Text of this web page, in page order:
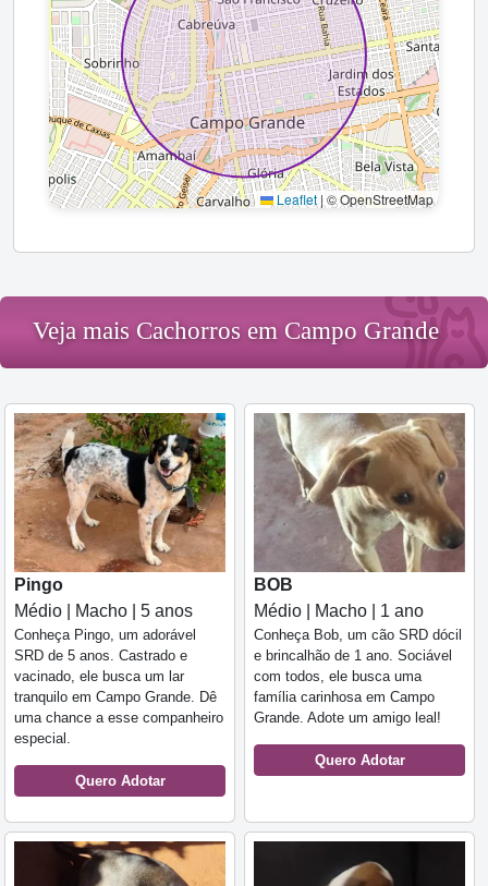
Leaflet | © OpenStreetMap
Veja mais Cachorros em Campo Grande
Pingo
Médio | Macho | 5 anos
Conheça Pingo, um adorável
SRD de 5 anos. Castrado e
vacinado, ele busca um lar
tranquilo em Campo Grande. Dê
uma chance a esse companheiro
especial.
Quero Adotar
BOB
Médio | Macho | 1 ano
Conheça Bob, um cão SRD dócil
e brincalhão de 1 ano. Sociável
com todos, ele busca uma
família carinhosa em Campo
Grande. Adote um amigo leal!
Quero Adotar